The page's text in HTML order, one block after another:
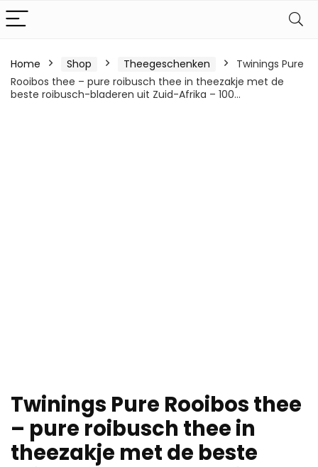
Home Shop Theegeschenken
Twinings Pure
Rooibos thee – pure roibusch thee in theezakje met de
beste roibusch-bladeren uit Zuid-Afrika – 100…
Twinings Pure Rooibos thee
– pure roibusch thee in
theezakje met de beste